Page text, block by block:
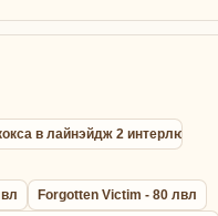
в лайнэйдж 2 интерлюд
Forgotten Victim - 80 лвл